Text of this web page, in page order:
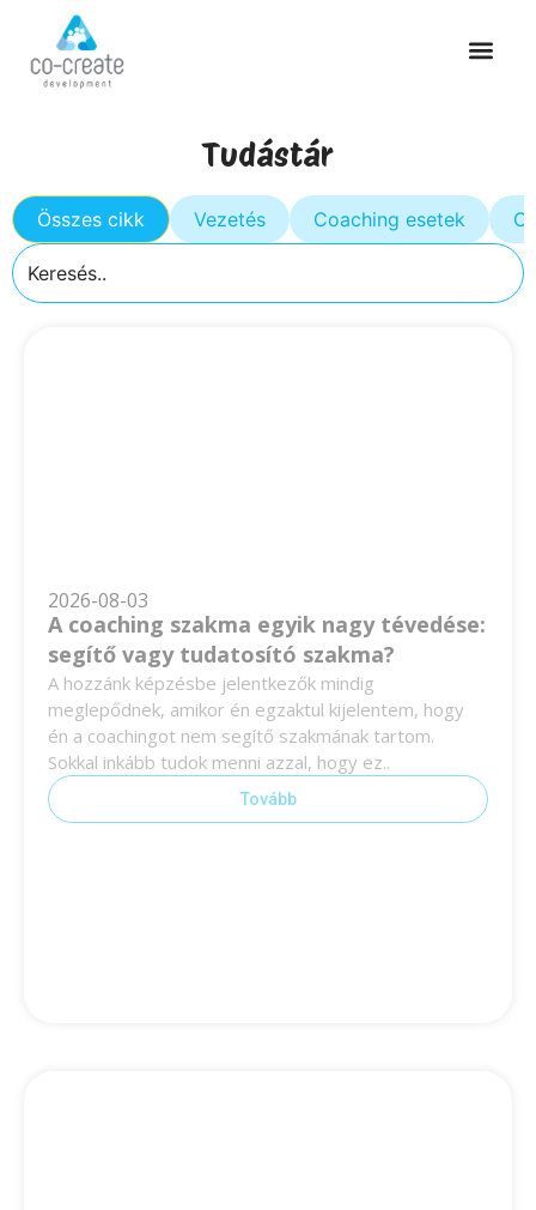
Tudástár
Összes cikk Vezetés Coaching esetek
2026-08-03
A coaching szakma egyik nagy tévedése:
segítő vagy tudatosító szakma?
A hozzánk képzésbe jelentkezők mindig
meglepődnek, amikor én egzaktul kijelentem, hogy
én a coachingot nem segítő szakmának tartom.
Sokkal inkább tudok menni azzal, hogy ez..
Tovább